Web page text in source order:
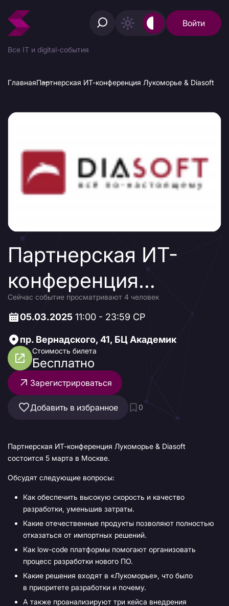
Войти
Все IT и digital-события
ГлавнаяПартнерская ИТ-конференция Лукоморье & Diasoft
Партнерская ИТ-
конференция
Лукоморье & Diasoft
Сейчас событие просматривают 4 человек
05.03.2025 11:00 - 23:59 СР
пр. Вернадского, 41, БЦ Академик
Стоимость билета
Бесплатно
Зарегистрироваться
Добавить в избранное 0
Партнерская ИТ-конференция Лукоморье & Diasoft
состоится 5 марта в Москве.
Обсудят следующие вопросы:
Как обеспечить высокую скорость и качество
разработки, уменьшив затраты.
Какие отечественные продукты позволяют полностью
отказаться от импортных решений.
Как low-code платформы помогают организовать
процесс разработки нового ПО.
Какие решения входят в «Лукоморье», что было
в приоритете разработки и почему.
А также проанализируют три кейса внедрения